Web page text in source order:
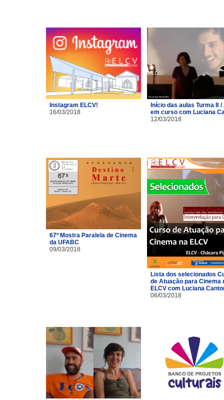
Instagram ELCV!
16/03/2018
Início das aulas Turma 8 /
em curso com Luciana
12/03/2018
67º Mostra Paralela de Cinema
da UFABC
09/03/2018
Lista dos selecionados
de Atuação para Cinema
ELCV com Luciana
06/03/2018